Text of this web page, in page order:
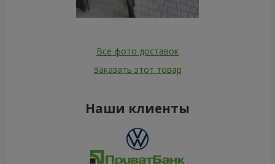
Все фото доставок
Заказать этот товар
Наши клиенты